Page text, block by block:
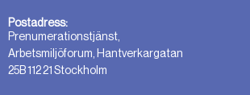
Postadress:
Prenumerationstjänst,
Arbetsmiljöforum, Hantverkargatan
25B 112 21 Stockholm